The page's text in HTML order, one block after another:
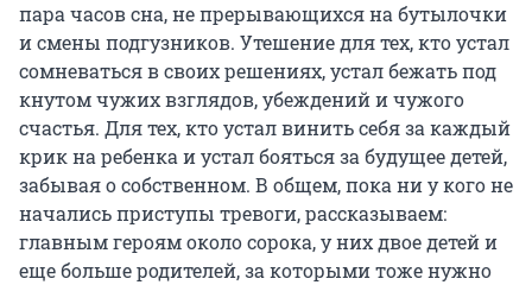
пара часов сна, не прерывающихся на бутылочки
и смены подгузников. Утешение для тех, кто устал
сомневаться в своих решениях, устал бежать под
кнутом чужих взглядов, убеждений и чужого
счастья. Для тех, кто устал винить себя за каждый
крик на ребенка и устал бояться за будущее детей,
забывая о собственном. В общем, пока ни у кого не
начались приступы тревоги, рассказываем:
главным героям около сорока, у них двое детей и
еще больше родителей, за которыми тоже нужно